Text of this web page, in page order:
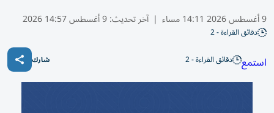
9 أغسطس 2026 14:11 مساء | آخر تحديث:9 أغسطس 14:57 2026
دقائق القراءة - 2
استمع دقائق القراءة - 2 شارك